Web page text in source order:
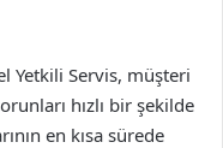
Yetkili Servis, müşteri
hızlı bir şekilde
en kısa sürede